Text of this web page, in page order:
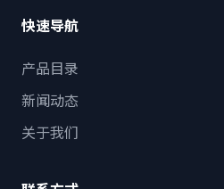
快速导航
产品目录
新闻动态
关于我们